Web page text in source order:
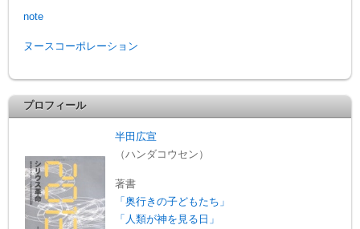
note
ヌースコーポレーション
プロフィール
半田広宣
（ハンダコウセン）
著書
「奥行きの子どもたち」
「人類が神を見る日」